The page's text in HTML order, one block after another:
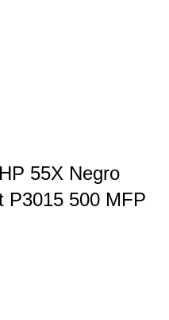
55X Negro
P3015 500 MFP